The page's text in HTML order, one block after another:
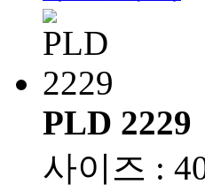
PLD 2229
사이즈 :